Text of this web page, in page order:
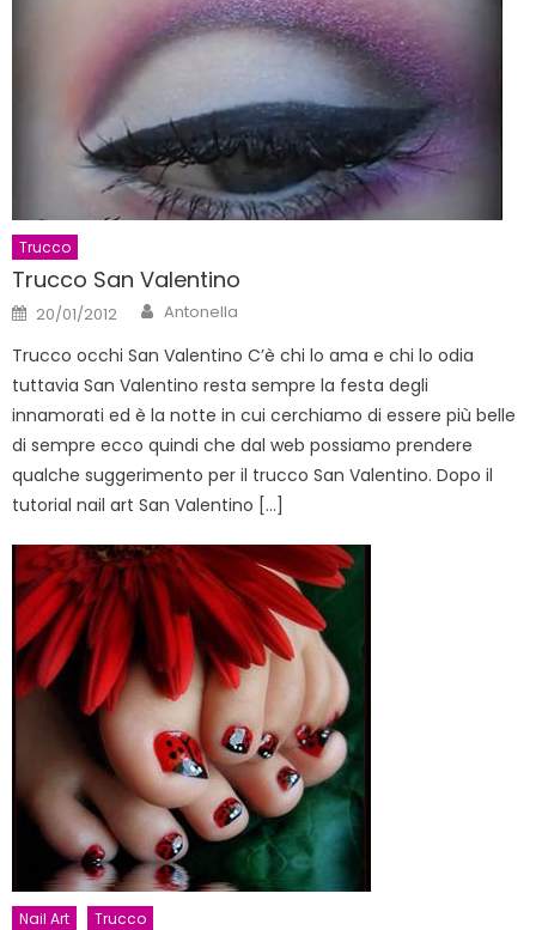
Trucco
Trucco San Valentino
Posted
on
20/01/2012 Author
Antonella
Trucco occhi San Valentino C’è chi lo ama e chi lo odia
tuttavia San Valentino resta sempre la festa degli
innamorati ed è la notte in cui cerchiamo di essere più belle
di sempre ecco quindi che dal web possiamo prendere
qualche suggerimento per il trucco San Valentino. Dopo il
tutorial nail art San Valentino […]
Nail Art Trucco